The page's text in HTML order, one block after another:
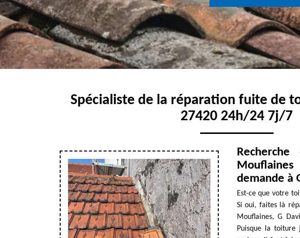
Spécialiste de la réparation fuite de
27420 24h/24 7j/7
demande à
Est-ce que votre
Si oui, faites là
Mouflaines, G
Puisque la